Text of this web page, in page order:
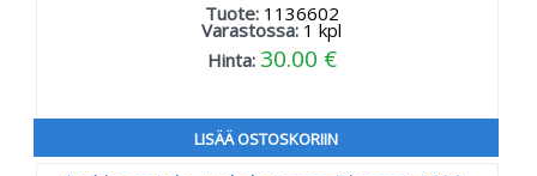
Tuote: 1136602
Varastossa: 1 kpl
Hinta: 30.00 €
LISÄÄ OSTOSKORIIN